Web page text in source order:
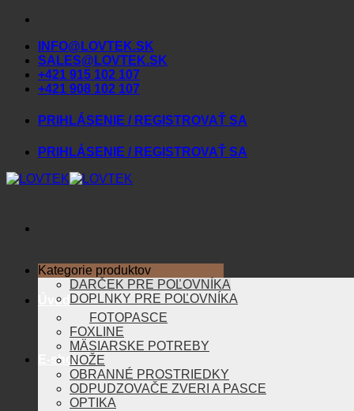
Skip
contentINFO@LOVTEK.SK
SALES@LOVTEK.SK
+421 915 102 107
+421 908 102 107
PRIHLÁSENIE / REGISTROVAŤ SA
PRIHLÁSENIE / REGISTROVAŤ SA
Úvod
E-shop
Kategorie produktov
DARČEK PRE POĽOVNÍKA
DOPLNKY PRE POĽOVNÍKA
FOTOPASCE
FOXLINE
MÄSIARSKE POTREBY
NOŽE
OBRANNÉ PROSTRIEDKY
ODPUDZOVAČE ZVERI A PASCE
OPTIKA